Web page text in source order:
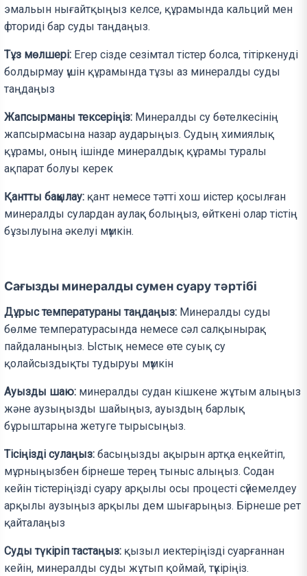
эмальын нығайтқыңыз келсе, құрамында кальций мен
фториді бар суды таңдаңыз.
Тұз мөлшері: Егер сізде сезімтал тістер болса, тітіркенуді
болдырмау үшін құрамында тұзы аз минералды суды
таңдаңыз
Жапсырманы тексеріңіз: Минералды су бөтелкесінің
жапсырмасына назар аударыңыз. Судың химиялық
құрамы, оның ішінде минералдық құрамы туралы
ақпарат болуы керек
Қантты бақылау: қант немесе тәтті хош иістер қосылған
минералды сулардан аулақ болыңыз, өйткені олар тістің
бұзылуына әкелуі мүмкін.
Сағызды минералды сумен суару тәртібі
Дұрыс температураны таңдаңыз: Минералды суды
бөлме температурасында немесе сәл салқынырақ
пайдаланыңыз. Ыстық немесе өте суық су
қолайсыздықты тудыруы мүмкін
Ауызды шаю: минералды судан кішкене жұтым алыңыз
және аузыңызды шайыңыз, ауыздың барлық
бұрыштарына жетуге тырысыңыз.
Тісіңізді сулаңыз: басыңызды ақырын артқа еңкейтіп,
мұрныңызбен бірнеше терең тыныс алыңыз. Содан
кейін тістеріңізді суару арқылы осы процесті сүйемелдеу
арқылы аузыңыз арқылы дем шығарыңыз. Бірнеше рет
қайталаңыз
Суды түкіріп тастаңыз: қызыл иектеріңізді суарғаннан
кейін, минералды суды жұтып қоймай, түкіріңіз.